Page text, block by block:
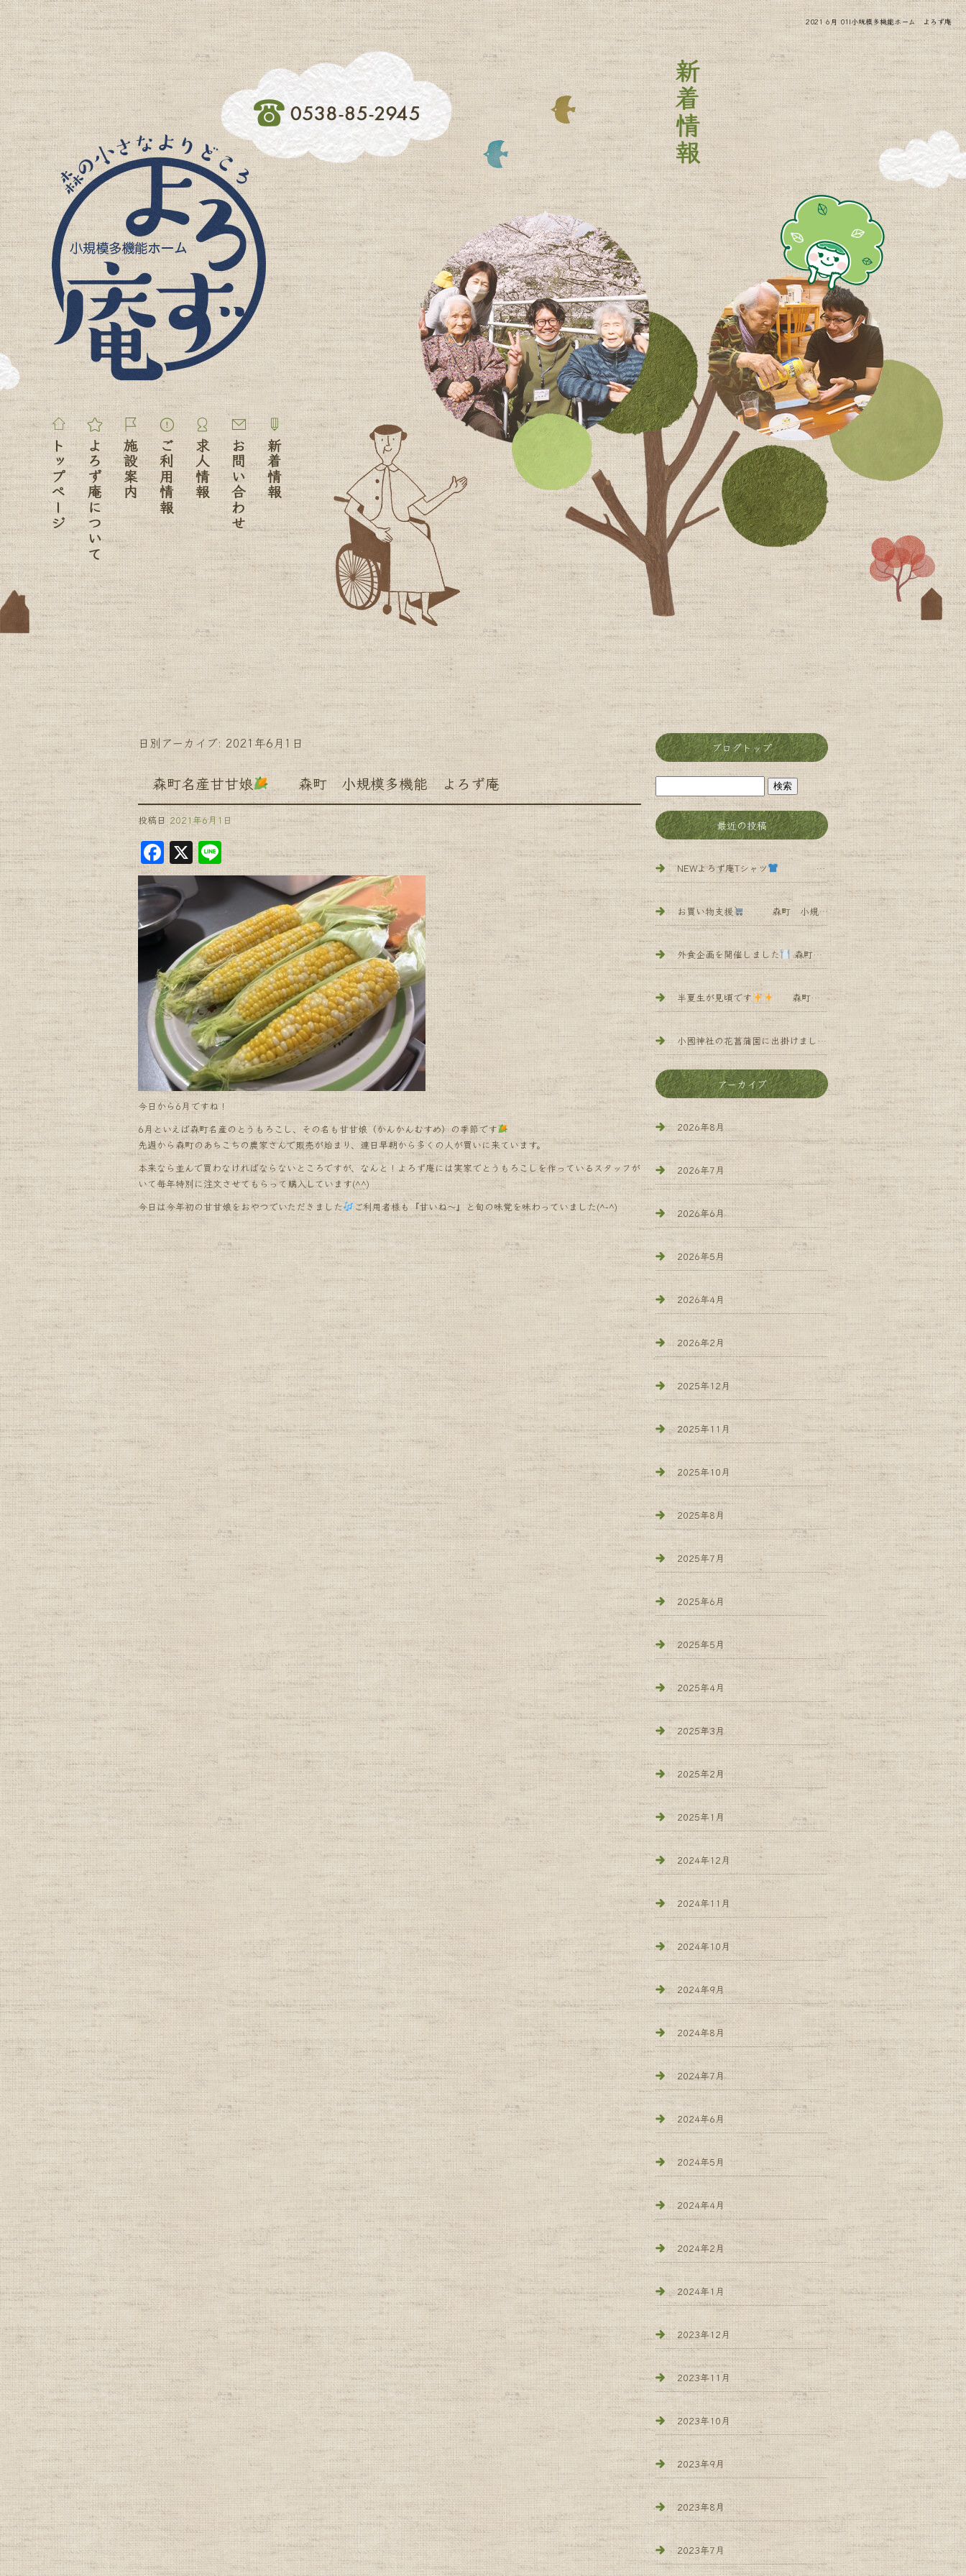
2021 6月 01|小規模多機能ホーム よろず庵
日別アーカイブ:2021年6月1日
森町名産甘甘娘 森町 小規模多機能 よろず庵
投稿日 2021年6月1日
F
a
c
e
b
o
o
k
X Li
n
e
今日から6月ですね！
6月といえば森町名産のとうもろこし、その名も甘甘娘（かんかんむすめ）の季節です
先週から森町のあちこちの農家さんで販売が始まり、連日早朝から多くの人が買いに来ています。
本来なら並んで買わなければならないところですが、なんと！よろず庵には実家でとうもろこしを作っているスタッフが
いて毎年特別に注文させてもらって購入しています(^^)
今日は今年初の甘甘娘をおやつでいただきました
ご利用者様も『甘いね〜』と旬の味覚を味わっていました(^-^)
ブログトップ
最近の投稿
NEWよろず庵Tシャツ 森町 小規模多機能 よろず庵
お買い物支援 森町 小規模多機能 よろず庵
外食企画を開催しました 森町 小規模多 機能 よろず庵
半夏生が見頃です 森町 小規模多機能 よろず庵
小國神社の花菖蒲園に出掛けました 森町 小規 模多機能 よ
アーカイブ
2026年8月
2026年7月
2026年6月
2026年5月
2026年4月
2026年2月
2025年12月
2025年11月
2025年10月
2025年8月
2025年7月
2025年6月
2025年5月
2025年4月
2025年3月
2025年2月
2025年1月
2024年12月
2024年11月
2024年10月
2024年9月
2024年8月
2024年7月
2024年6月
2024年5月
2024年4月
2024年2月
2024年1月
2023年12月
2023年11月
2023年10月
2023年9月
2023年8月
2023年7月